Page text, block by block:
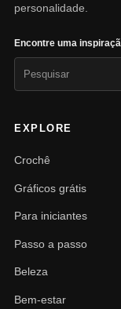
personalidade.
Encontre uma
EXPLORE
Crochê
Gráficos grátis
Para iniciantes
Passo a passo
Beleza
Bem-estar